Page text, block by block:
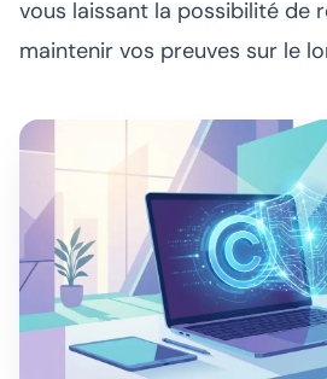
vous laissant la possibilité de
maintenir vos preuves sur le